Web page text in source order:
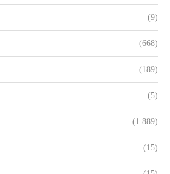
(9)
(668)
(189)
(5)
(1.889)
(15)